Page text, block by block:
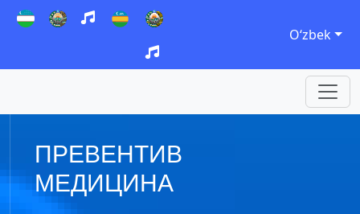
Oʻzbek
ПРЕВЕНТИВ
МЕДИЦИНА